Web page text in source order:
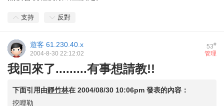
支持 反對
53#
遊客 61.230.40.x
管理
2004-8-30 22:12:02
我回來了.........有事想請教!!
下面引用由靜竹林在 2004/08/30 10:06pm 發表的內容：
挖哩勒